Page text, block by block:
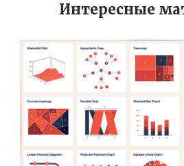
Интересные